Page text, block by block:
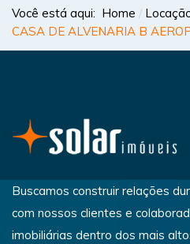
Você está aqui: Home
CASA DE ALVENARIA B
Buscamos construir relações
com nossos clientes e
imobiliárias dentro dos mais